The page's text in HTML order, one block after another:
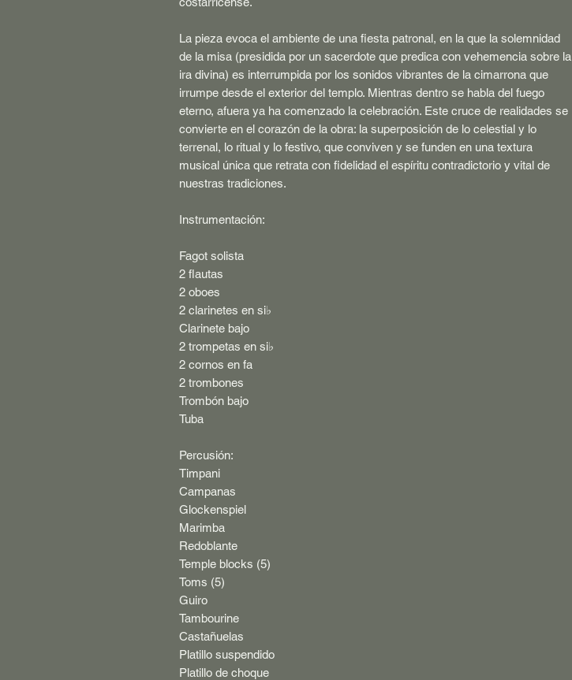
La pieza evoca el ambiente de una fiesta patronal, en la que la solemnidad
de la misa (presidida por un sacerdote que predica con vehemencia sobre la
ira divina) es interrumpida por los sonidos vibrantes de la cimarrona que
irrumpe desde el exterior del templo. Mientras dentro se habla del fuego
eterno, afuera ya ha comenzado la celebración. Este cruce de realidades se
convierte en el corazón de la obra: la superposición de lo celestial y lo
terrenal, lo ritual y lo festivo, que conviven y se funden en una textura
musical única que retrata con fidelidad el espíritu contradictorio y vital de
nuestras tradiciones.
Instrumentación:
Fagot solista
2 flautas
2 oboes
2 clarinetes en si♭
Clarinete bajo
2 trompetas en si♭
2 cornos en fa
2 trombones
Trombón bajo
Tuba
Percusión:
Timpani
Campanas
Glockenspiel
Marimba
Redoblante
Temple blocks (5)
Toms (5)
Guiro
Tambourine
Castañuelas
Platillo suspendido
Platillo de choque